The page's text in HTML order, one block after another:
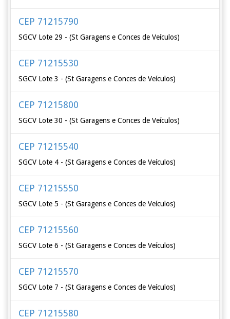
CEP 71215790
SGCV Lote 29 - (St Garagens e Conces de Veículos)
CEP 71215530
SGCV Lote 3 - (St Garagens e Conces de Veículos)
CEP 71215800
SGCV Lote 30 - (St Garagens e Conces de Veículos)
CEP 71215540
SGCV Lote 4 - (St Garagens e Conces de Veículos)
CEP 71215550
SGCV Lote 5 - (St Garagens e Conces de Veículos)
CEP 71215560
SGCV Lote 6 - (St Garagens e Conces de Veículos)
CEP 71215570
SGCV Lote 7 - (St Garagens e Conces de Veículos)
CEP 71215580